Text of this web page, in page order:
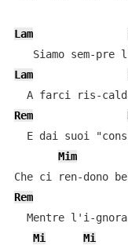
Lam
Lam
Rem
E dai suoi
Mim
Rem
Mentre l'i-
Mi
Mi